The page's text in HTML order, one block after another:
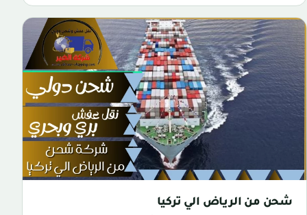
شحن من الرياض الي تركيا